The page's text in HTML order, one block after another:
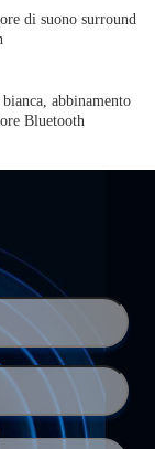
di suono surround
abbinamento
Bluetooth